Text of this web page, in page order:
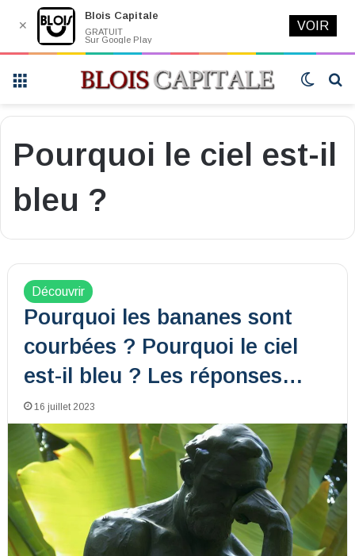
Switch
Pourquoi le ciel est-il
bleu ?
Découvrir
Pourquoi les bananes sont
courbées ? Pourquoi le ciel
est-il bleu ? Les réponses…
16 juillet 2023
✕
Blois Capitale
GRATUIT
Sur Google Play
VOIR